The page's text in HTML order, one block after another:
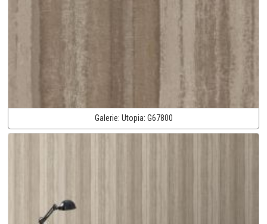
Galerie: Utopia: G67800